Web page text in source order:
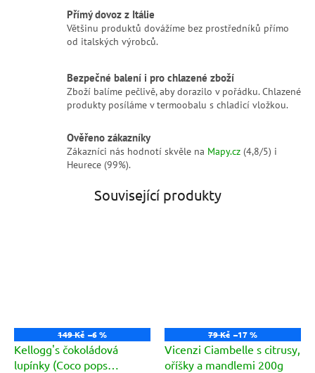
Přímý dovoz z Itálie
Většinu produktů dovážíme bez prostředníků přímo
od italských výrobců.
Bezpečné balení i pro chlazené zboží
Zboží balíme pečlivě, aby dorazilo v pořádku. Chlazené
produkty posíláme v termoobalu s chladicí vložkou.
Ověřeno zákazníky
Zákazníci nás hodnotí skvěle na Mapy.cz (4,8/5) i
Heurece (99%).
Související produkty
149 Kč –6 %
Kellogg's čokoládová
lupínky (Coco pops
79 Kč –17 %
Vicenzi Ciambelle s citrusy,
oříšky a mandlemi 200g